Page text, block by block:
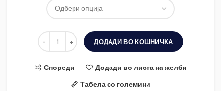
ДОДАДИ ВО КОШНИЧКА
Спореди
Додади во листа на желби
Табела со големини